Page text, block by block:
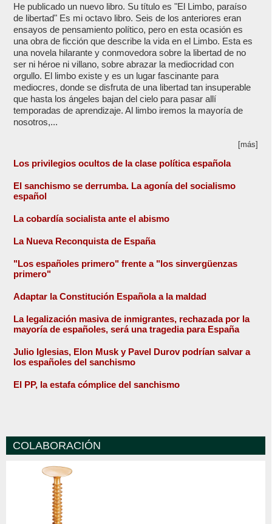
He publicado un nuevo libro. Su título es "El Limbo, paraíso
de libertad" Es mi octavo libro. Seis de los anteriores eran
ensayos de pensamiento político, pero en esta ocasión es
una obra de ficción que describe la vida en el Limbo. Esta es
una novela hilarante y conmovedora sobre la libertad de no
ser ni héroe ni villano, sobre abrazar la mediocridad con
orgullo. El limbo existe y es un lugar fascinante para
mediocres, donde se disfruta de una libertad tan insuperable
que hasta los ángeles bajan del cielo para pasar allí
temporadas de aprendizaje. Al limbo iremos la mayoría de
nosotros,...
[más]
Los privilegios ocultos de la clase política española
El sanchismo se derrumba. La agonía del socialismo
español
La cobardía socialista ante el abismo
La Nueva Reconquista de España
"Los españoles primero" frente a "los sinvergüenzas
primero"
Adaptar la Constitución Española a la maldad
La legalización masiva de inmigrantes, rechazada por la
mayoría de españoles, será una tragedia para España
Julio Iglesias, Elon Musk y Pavel Durov podrían salvar a
los españoles del sanchismo
El PP, la estafa cómplice del sanchismo
COLABORACIÓN